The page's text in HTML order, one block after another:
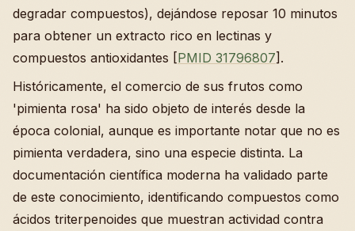
degradar compuestos), dejándose reposar 10 minutos
para obtener un extracto rico en lectinas y
compuestos antioxidantes [PMID 31796807].
Históricamente, el comercio de sus frutos como
'pimienta rosa' ha sido objeto de interés desde la
época colonial, aunque es importante notar que no es
pimienta verdadera, sino una especie distinta. La
documentación científica moderna ha validado parte
de este conocimiento, identificando compuestos como
ácidos triterpenoides que muestran actividad contra